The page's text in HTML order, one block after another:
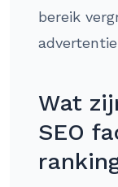
bereik
Wat
SEO